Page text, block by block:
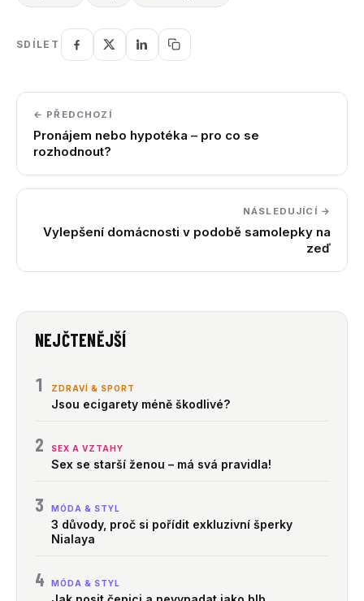
SDÍLET
← PŘEDCHOZÍ
Pronájem nebo hypotéka – pro co se
rozhodnout?
NÁSLEDUJÍCÍ →
Vylepšení domácnosti v podobě samolepky na
zeď
NEJČTENĚJŠÍ
1 ZDRAVÍ & SPORT
Jsou ecigarety méně škodlivé?
2 SEX A VZTAHY
Sex se starší ženou – má svá pravidla!
3 MÓDA & STYL
3 důvody, proč si pořídit exkluzivní šperky
Nialaya
4 MÓDA & STYL